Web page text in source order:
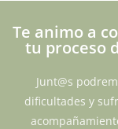
Te animo a
tu proceso
Junt@s
dificultades y